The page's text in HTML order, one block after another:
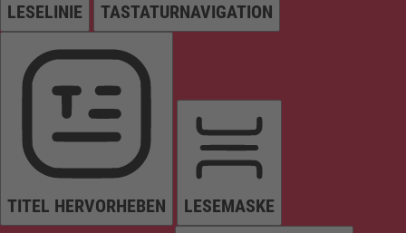
LESELINIE TASTATURNAVIGATION
TITEL HERVORHEBEN LESEMASKE